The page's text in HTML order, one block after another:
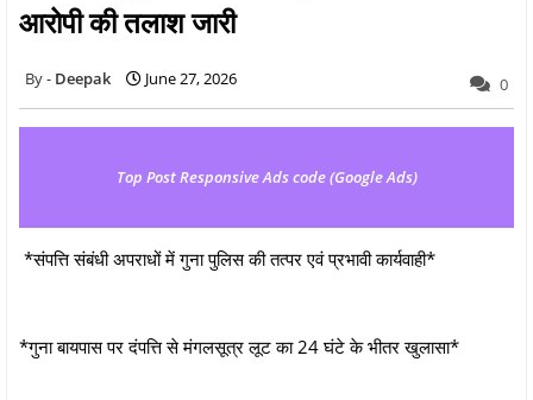
आरोपी की तलाश जारी
Deepak June 27, 2026 0
Top Post Responsive Ads code (Google Ads)
*संपत्ति संबंधी अपराधों में गुना पुलिस की तत्पर एवं प्रभावी कार्यवाही*
*गुना बायपास पर दंपत्ति से मंगलसूत्र लूट का 24 घंटे के भीतर खुलासा*